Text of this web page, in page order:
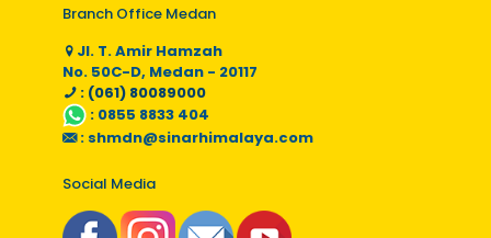
Branch Office Medan
Jl. T. Amir Hamzah
No. 50C-D, Medan - 20117
: (061) 80089000
: 0855 8833 404
: shmdn@sinarhimalaya.com
Social Media